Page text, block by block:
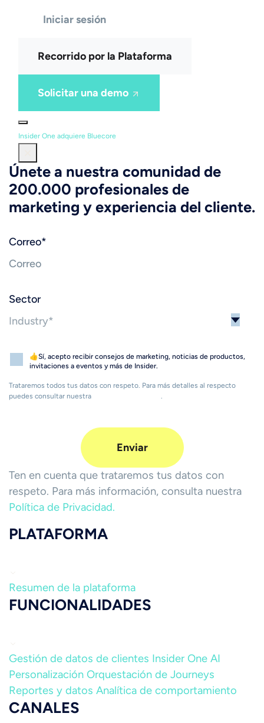
Iniciar sesión
Recorrido por la Plataforma
Solicitar una demo
Insider One adquiere Bluecore
Únete a nuestra comunidad de
200.000 profesionales de
marketing y experiencia del cliente.
Correo*
Sector
👍Sí, acepto recibir consejos de marketing, noticias de productos,
invitaciones a eventos y más de Insider.
Trataremos todos tus datos con respeto. Para más detalles al respecto
puedes consultar nuestra
.
Ten en cuenta que trataremos tus datos con
respeto. Para más información, consulta nuestra
Política de Privacidad.
PLATAFORMA
Resumen de la plataforma
FUNCIONALIDADES
Gestión de datos de clientes Insider One AI
Personalización Orquestación de Journeys
Reportes y datos Analítica de comportamiento
CANALES